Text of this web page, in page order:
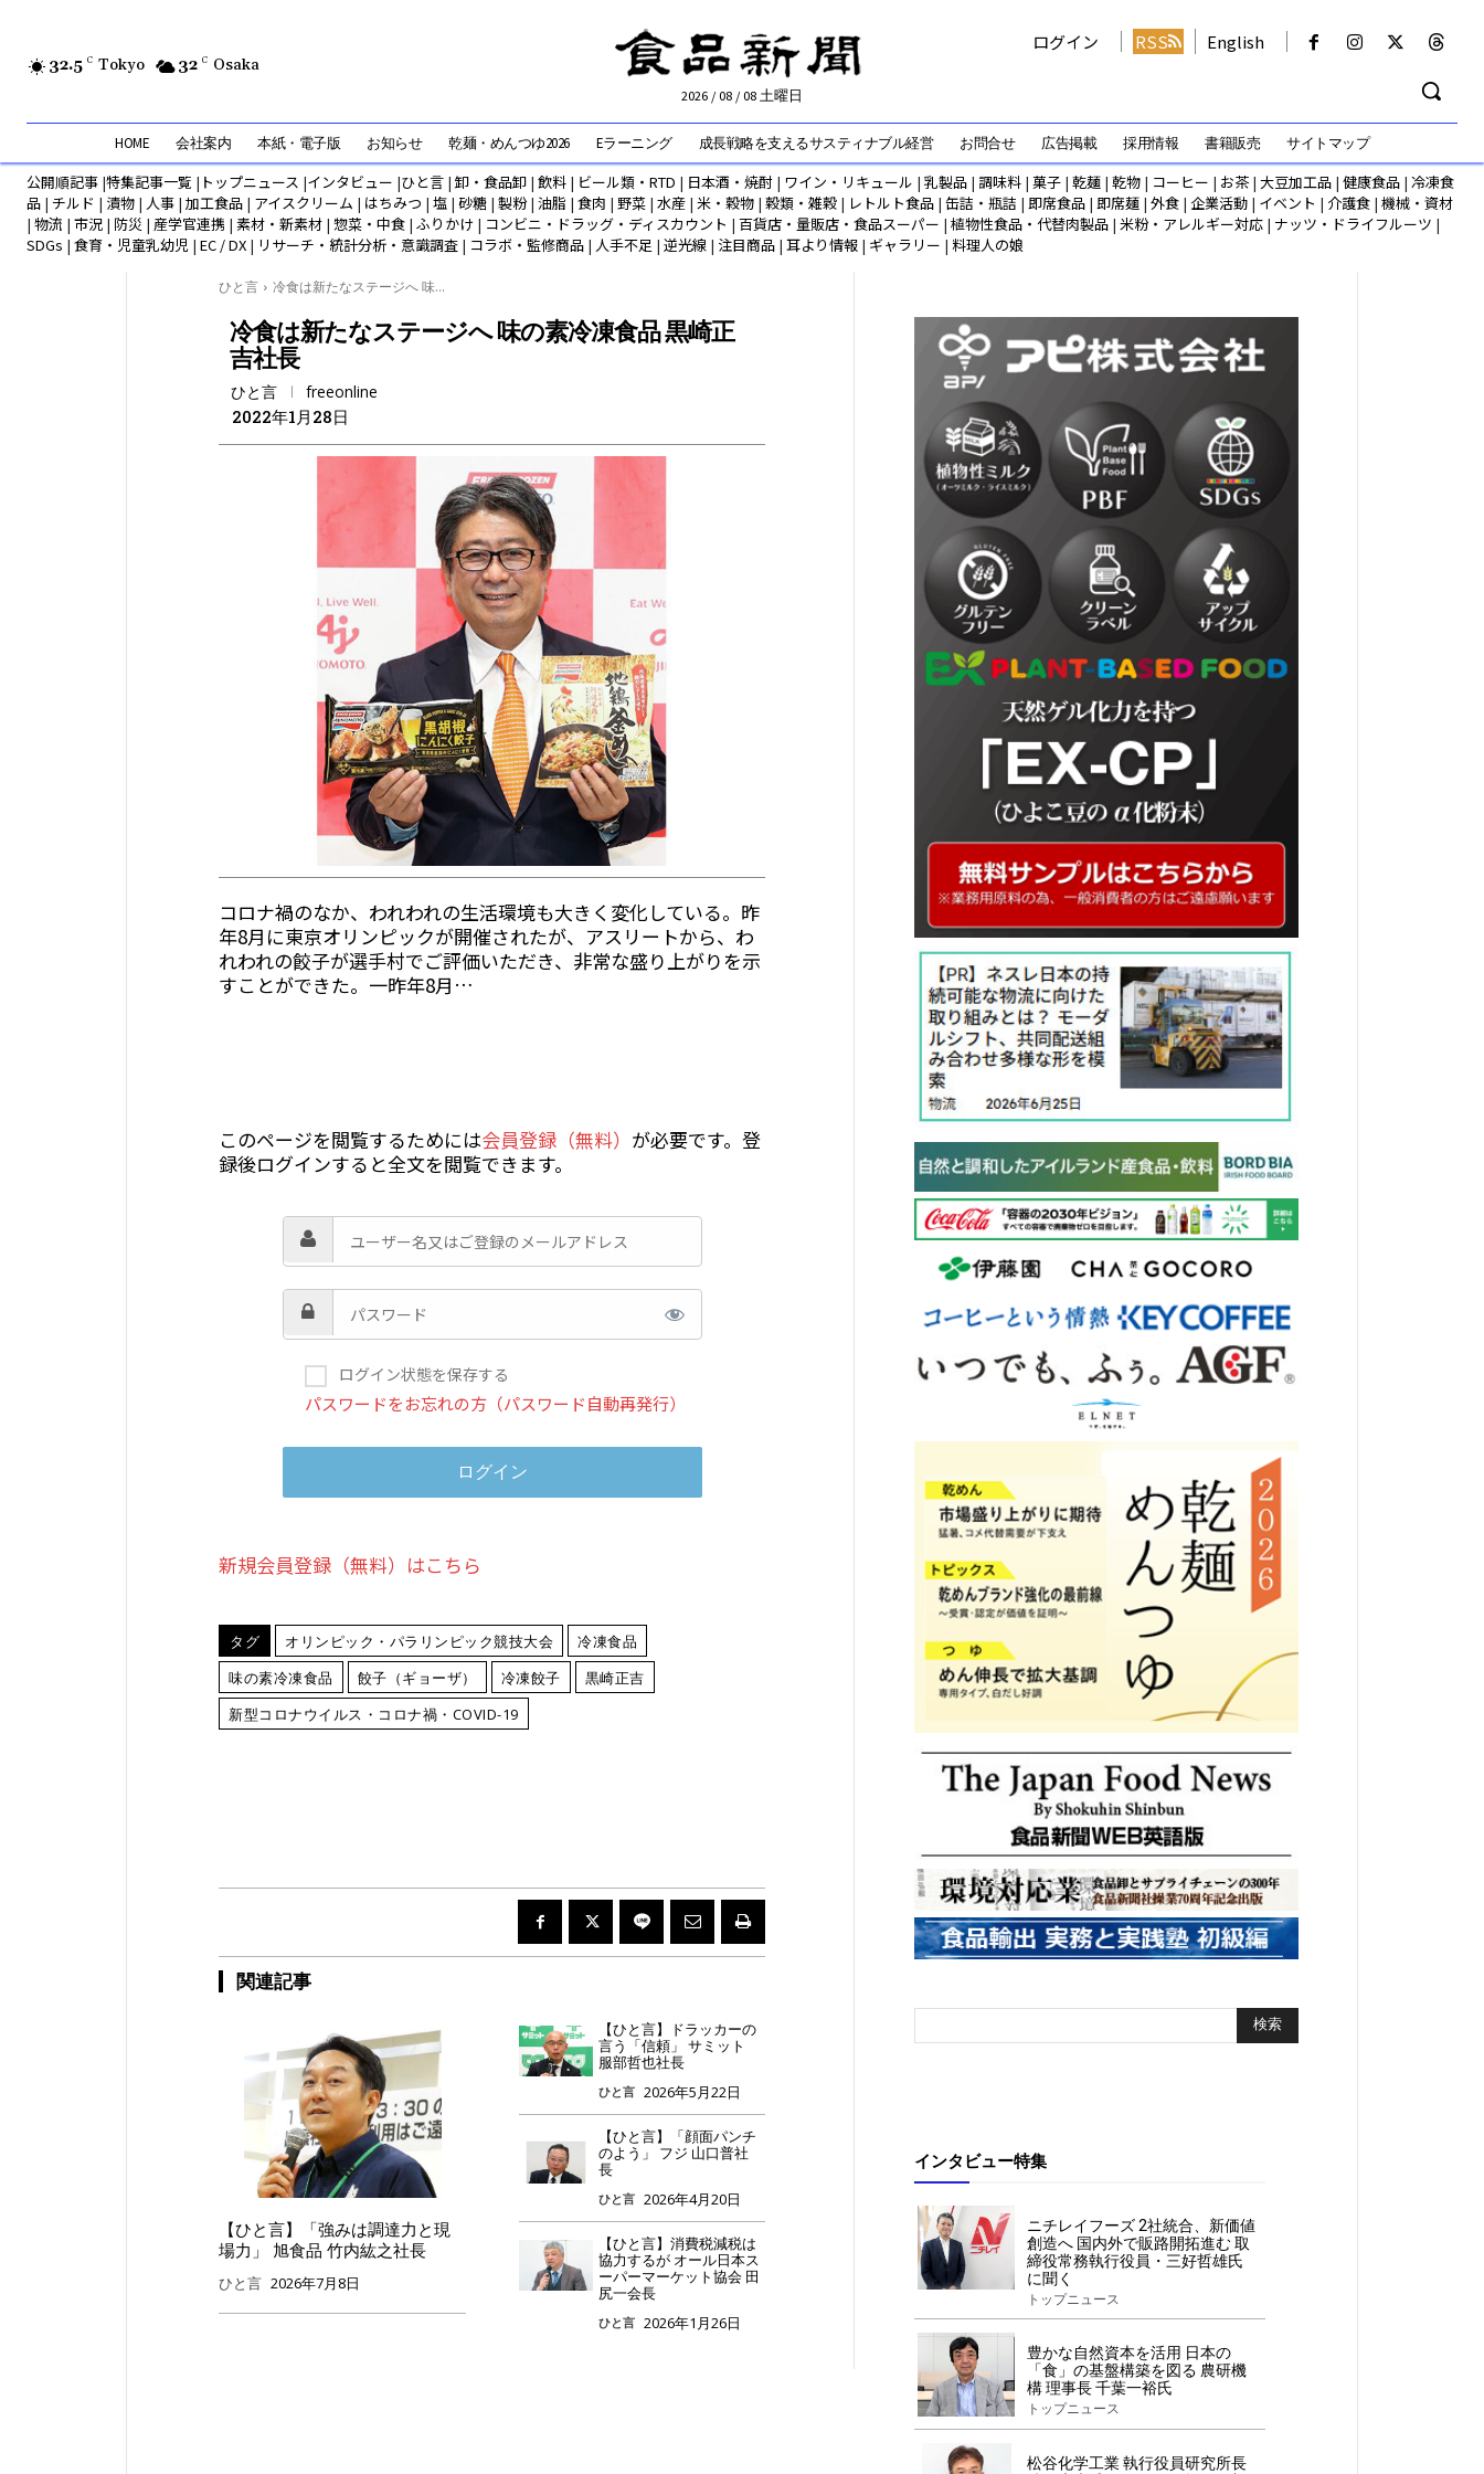
32.5 C Tokyo 32 C Osaka
2026 / 08 / 08 土曜日
ログイン RSS English
HOME 会社案内 本紙・電子版 お知らせ 乾麺・めんつゆ2026 Eラーニング 成長戦略を支えるサスティナブル経営 お問合せ 広告掲載 採用情報 書籍販売 サイトマップ
公開順記事 |特集記事一覧 | トップニュース |インタビュー |ひと言 |卸・食品卸 | 飲料 | ビール類・RTD | 日本酒・焼酎 | ワイン・リキュール | 乳製品 | 調味料 | 菓子 | 乾麺 | 乾物 | コーヒー | お茶 | 大豆加工品 | 健康食品 | 冷凍食
品 | チルド | 漬物 | 人事 | 加工食品 | アイスクリーム | はちみつ | 塩 | 砂糖 | 製粉| 油脂 | 食肉 | 野菜 | 水産 | 米・穀物 | 穀類・雑穀 | レトルト食品 | 缶詰・瓶詰 | 即席食品 | 即席麺 | 外食 | 企業活動 | イベント | 介護食 | 機械・資材
| 物流 | 市況 | 防災 | 産学官連携 | 素材・新素材 | 惣菜・中食 | ふりかけ | コンビニ・ドラッグ・ディスカウント | 百貨店・量販店・食品スーパー | 植物性食品・代替肉製品 | 米粉・アレルギー対応 | ナッツ・ドライフルーツ |
SDGs | 食育・児童乳幼児 | EC / DX | リサーチ・統計分析・意識調査 | コラボ・監修商品 | 人手不足 | 逆光線 | 注目商品 | 耳より情報 | ギャラリー | 料理人の娘
ひと言 冷食は新たなステージへ 味...
冷食は新たなステージへ 味の素冷凍食品 黒崎正
吉社長
ひと言 freeonline
2022年1月28日
コロナ禍のなか、われわれの生活環境も大きく変化している。昨
年8月に東京オリンピックが開催されたが、アスリートから、わ
れわれの餃子が選手村でご評価いただき、非常な盛り上がりを示
すことができた。一昨年8月…
このページを閲覧するためには会員登録（無料） が必要です。登
録後ログインすると全文を閲覧できます。
ログイン状態を保存する
パスワードをお忘れの方（パスワード自動再発行）
新規会員登録（無料）はこちら
タグ オリンピック・パラリンピック競技大会
冷凍食品
味の素冷凍食品
餃子（ギョーザ） 冷凍餃子
黒崎正吉
新型コロナウイルス・コロナ禍・COVID-19
関連記事
【ひと言】「強みは調達力と現
場力」 旭食品 竹内紘之社長
ひと言 2026年7月8日
【ひと言】ドラッカーの
言う「信頼」 サミット
服部哲也社長
ひと言 2026年5月22日
【ひと言】「顔面パンチ
のよう」 フジ 山口普社
長
ひと言 2026年4月20日
【ひと言】消費税減税は
協力するが オール日本ス
ーパーマーケット協会 田
尻一会長
ひと言 2026年1月26日
インタビュー特集
ニチレイフーズ 2社統合、新価値
創造へ 国内外で販路開拓進む 取
締役常務執行役員・三好哲雄氏
に聞く
トップニュース
豊かな自然資本を活用 日本の
「食」の基盤構築を図る 農研機
構 理事長 千葉一裕氏
トップニュース
松谷化学工業 執行役員研究所長